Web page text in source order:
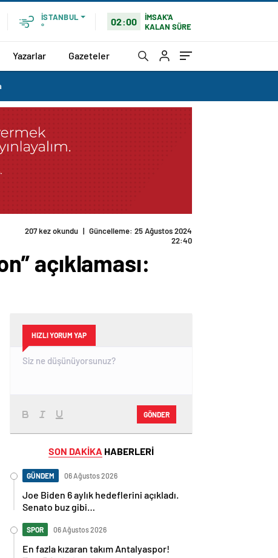
İSTANBUL
°
02:00
İMSAK'A
KALAN SÜRE
Yazarlar Gazeteler
karar verdik
açıklaması:
HIZLI YORUM YAP
GÖNDER
Joe Biden 6 aylık hedeflerini açıkladı.
Senato buz gibi…
En fazla kızaran takım Antalyaspor!
Tam 5 futbolcu….